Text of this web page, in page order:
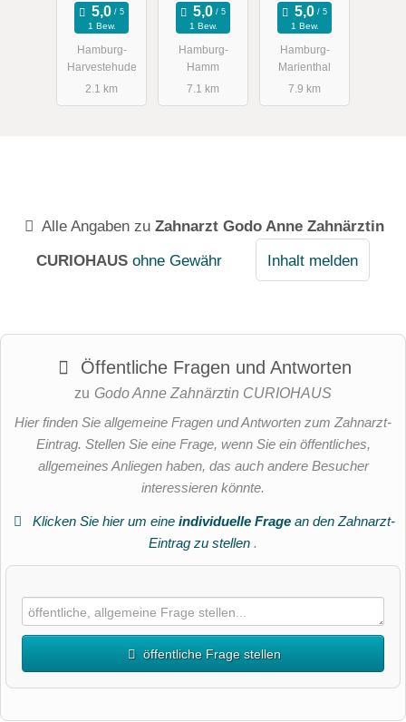
1 Bew.
Hamburg-
Harvestehude
2.1 km
1 Bew.
Hamburg-
Hamm
7.1 km
1 Bew.
Hamburg-
Marienthal
7.9 km
Alle Angaben zuZahnarzt Godo Anne Zahnärztin
CURIOHAUS ohne Gewähr Inhalt melden
Öffentliche Fragen und Antworten
zu Godo Anne Zahnärztin CURIOHAUS
Hier finden Sie allgemeine Fragen und Antworten zum Zahnarzt-
Eintrag. Stellen Sie eine Frage, wenn Sie ein öffentliches,
allgemeines Anliegen haben, das auch andere Besucher
interessieren könnte.
Klicken Sie hier um eine individuelle Fragean den Zahnarzt-
Eintrag zu stellen .
öffentliche Frage stellen